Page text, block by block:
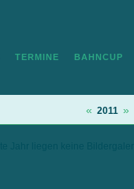
TERMINE BAHNCUP
« 2011 »